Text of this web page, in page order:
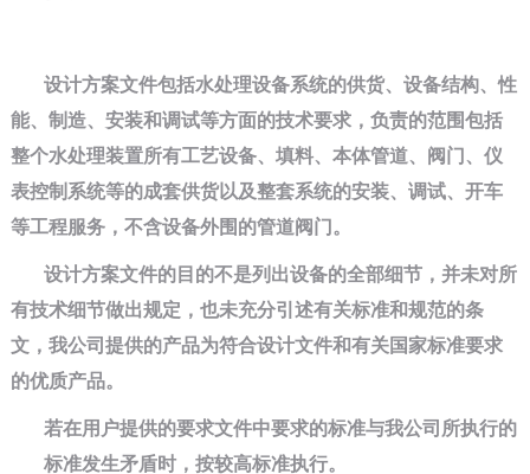
设计方案文件包括水处理设备系统的供货、设备结构、性
能、制造、安装和调试等方面的技术要求，负责的范围包括
整个水处理装置所有工艺设备、填料、本体管道、阀门、仪
表控制系统等的成套供货以及整套系统的安装、调试、开车
等工程服务，不含设备外围的管道阀门。
设计方案文件的目的不是列出设备的全部细节，并未对所
有技术细节做出规定，也未充分引述有关标准和规范的条
文，我公司提供的产品为符合设计文件和有关国家标准要求
的优质产品。
若在用户提供的要求文件中要求的标准与我公司所执行的
标准发生矛盾时，按较高标准执行。